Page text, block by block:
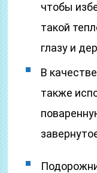
чтобы
такой
глазу и
В
также